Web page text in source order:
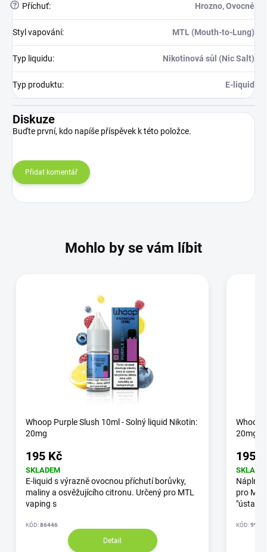
? Příchuť: Hrozno, Ovocné
Styl vapování: MTL (Mouth-to-Lung)
Typ liquidu: Nikotinová sůl (Nic Salt)
Typ produktu: E-liquid
Diskuze
Buďte první, kdo napíše příspěvek k této položce.
Přidat komentář
Mohlo by se vám líbit
Whoop Purple Slush 10ml - Solný liquid Nikotin:
20mg
195 Kč
SKLADEM
E-liquid s výrazně ovocnou příchutí borůvky,
maliny a osvěžujícího citronu. Určený pro MTL
vaping s
KÓD:86446
Detail
Whoop
20mg
195
Náplně
pro
"ústa - p
KÓD:9971